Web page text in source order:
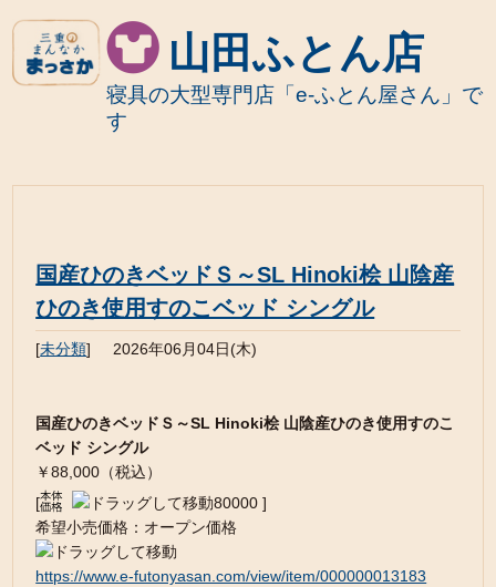
山田ふとん店
寝具の大型専門店「e-ふとん屋さん」で
す
国産ひのきベッドＳ～SL Hinoki桧 山陰産
ひのき使用すのこベッド シングル
[未分類] 2026年06月04日(木)
国産ひのきベッドＳ～SL Hinoki桧 山陰産ひのき使用すのこ
ベッド シングル
￥88,000（税込）
[
80000 ]
希望小売価格：オープン価格
https://www.e-futonyasan.com/view/item/000000013183